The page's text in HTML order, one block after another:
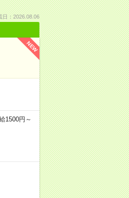
日：2026.08.06
NEW
1500円～